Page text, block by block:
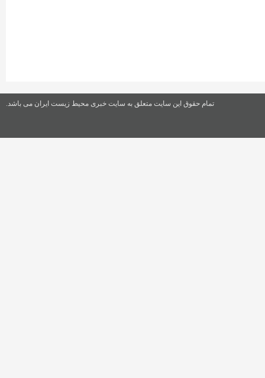
تمام حقوق این سایت متعلق به سایت خبری محیط زیست ایران می باشد.